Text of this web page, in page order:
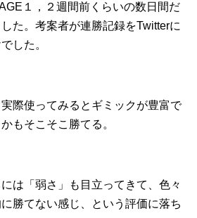
１，２週間前くらいの数日間だ
た。考案者が連勝記録をTwitterに
した。
際使ってみるとギミックが豊富で
もそこそこ勝てる。
は「弱さ」も目立ってきて、色々
勝てない感じ、という評価に落ち